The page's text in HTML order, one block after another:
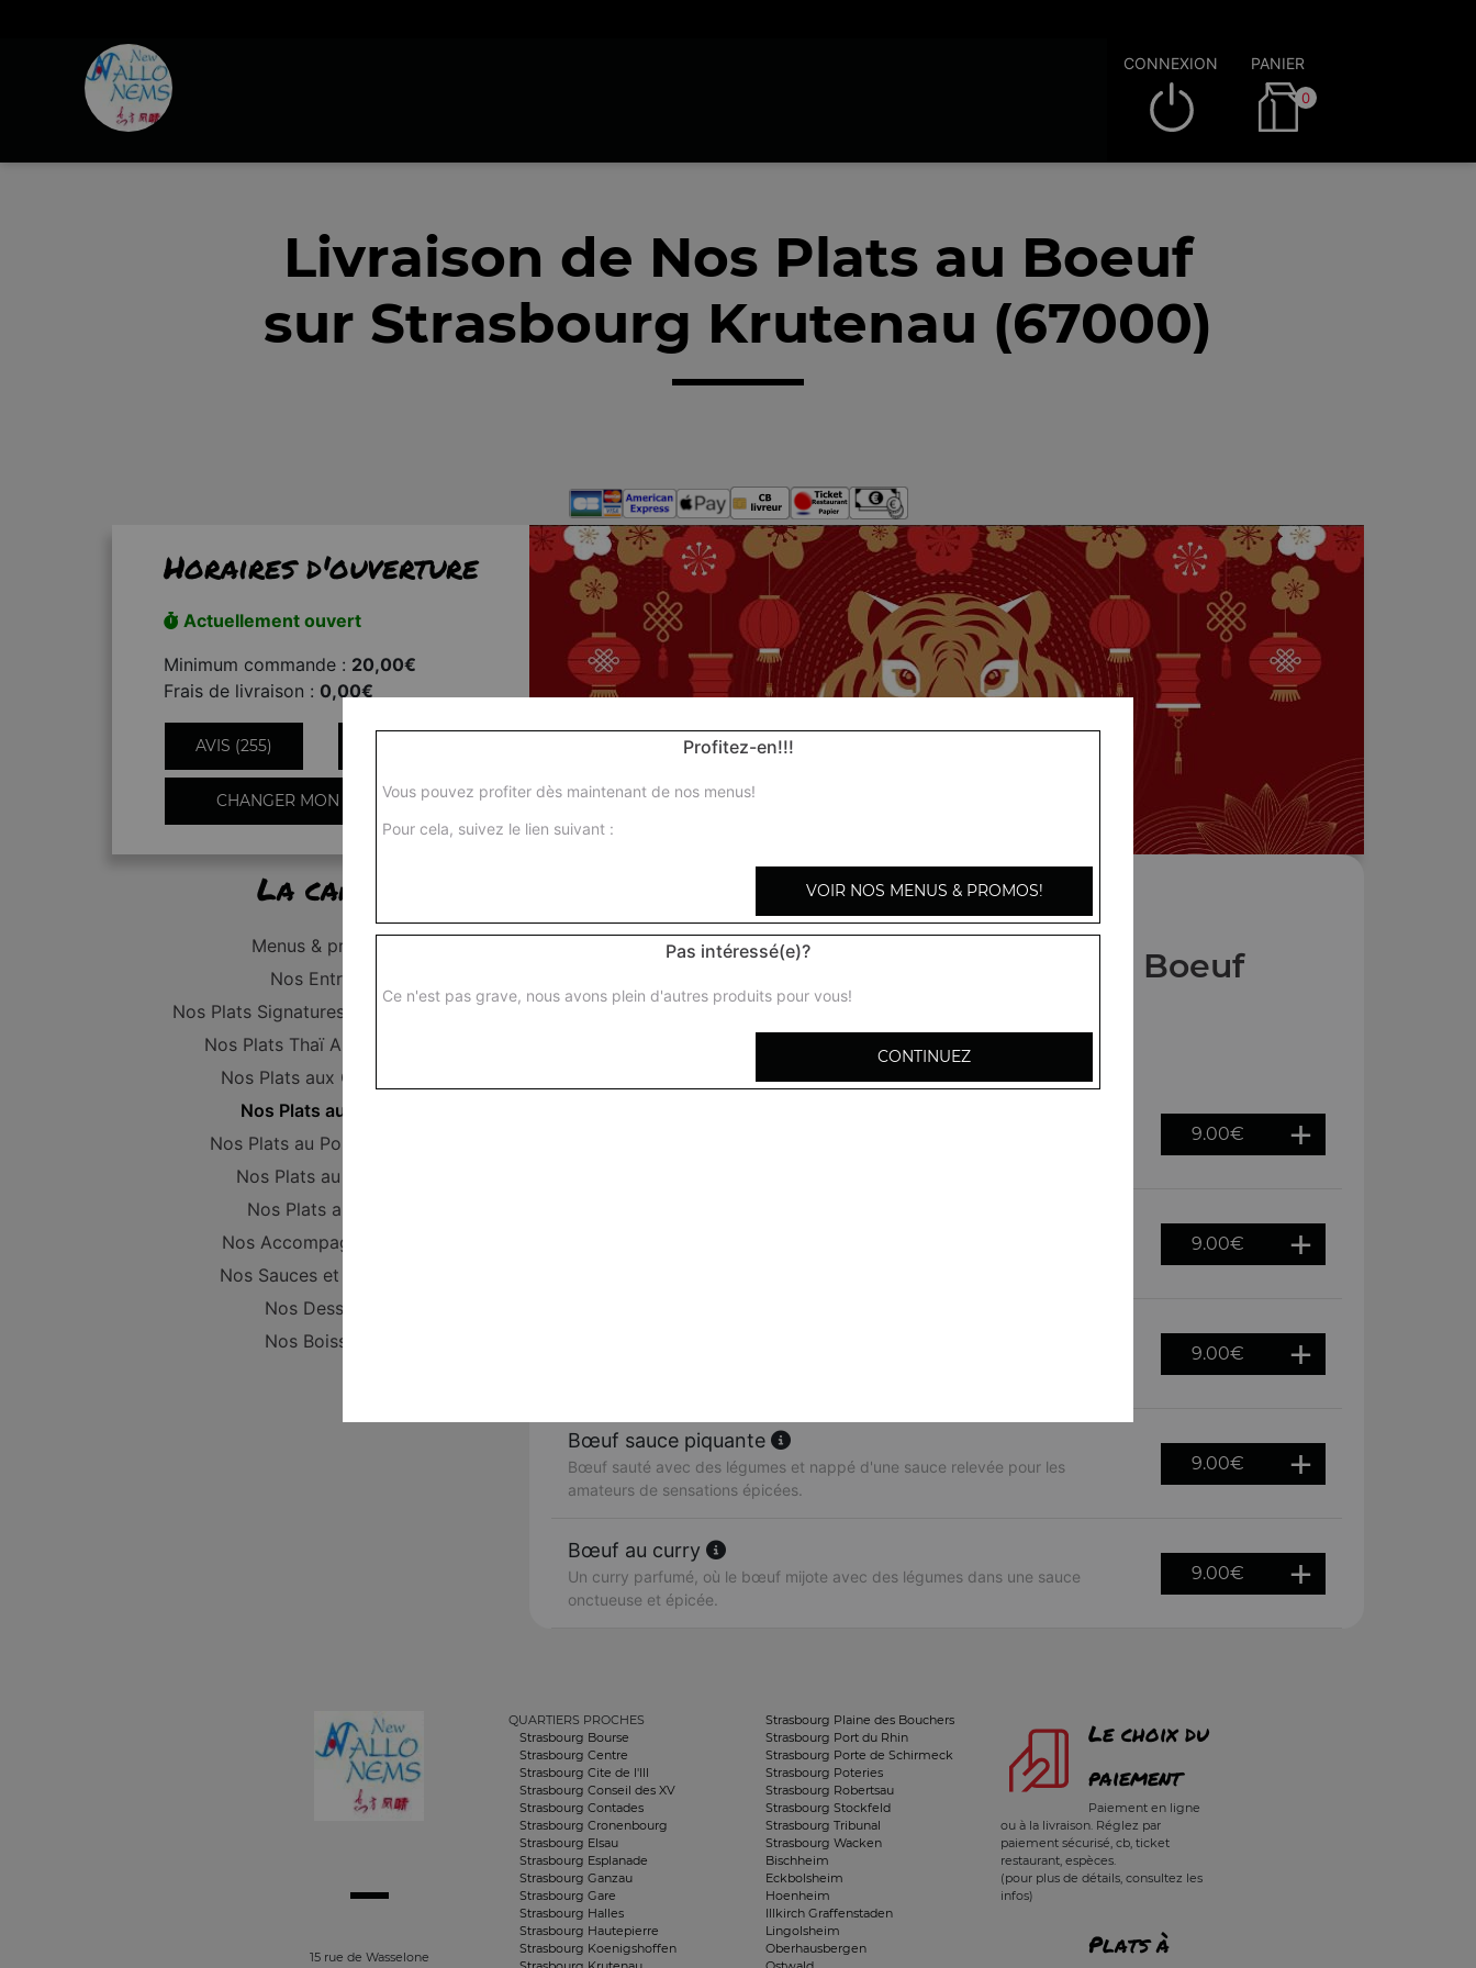
CONNEXION PANIER
0
Livraison de Nos Plats au Boeuf
sur Strasbourg Krutenau (67000)
Horaires d'ouverture
Actuellement ouvert
Minimum commande : 20,00€
Frais de livraison : 0,00€
AVIS (255)
CHANGER MON QUARTIER
La carte
Menus & promos
Nos Entrées
Nos Plats Signatures d'Asie PROMO
Nos Plats Thaï Authentiques
Nos Plats aux Crevettes
Nos Plats au Boeuf
Nos Plats au Poulet (Halal)
Nos Plats au Canard
Nos Plats au Porc
Nos Accompagnements
Nos Sauces et Couverts
Nos Desserts
Nos Boissons
Nos Plats au Boeuf
9.00€
9.00€
9.00€
Bœuf sauce piquante
Bœuf sauté avec des légumes et nappé d'une sauce relevée pour les
amateurs de sensations épicées.
9.00€
Bœuf au curry
Un curry parfumé, où le bœuf mijote avec des légumes dans une sauce
onctueuse et épicée.
9.00€
15 rue de Wasselone
QUARTIERS PROCHES
Strasbourg Bourse
Strasbourg Centre
Strasbourg Cite de l'Ill
Strasbourg Conseil des XV
Strasbourg Contades
Strasbourg Cronenbourg
Strasbourg Elsau
Strasbourg Esplanade
Strasbourg Ganzau
Strasbourg Gare
Strasbourg Halles
Strasbourg Hautepierre
Strasbourg Koenigshoffen
Strasbourg Plaine des Bouchers
Strasbourg Port du Rhin
Strasbourg Porte de Schirmeck
Strasbourg Poteries
Strasbourg Robertsau
Strasbourg Stockfeld
Strasbourg Tribunal
Strasbourg Wacken
Bischheim
Eckbolsheim
Hoenheim
Illkirch Graffenstaden
Lingolsheim
Oberhausbergen
Le choix du
paiement
Paiement en ligne
ou à la livraison. Réglez par
paiement sécurisé, cb, ticket
restaurant, espèces.
(pour plus de détails, consultez les
infos)
Plats à
Profitez-en!!!
Vous pouvez profiter dès maintenant de nos menus!
Pour cela, suivez le lien suivant :
VOIR NOS MENUS & PROMOS!
Pas intéressé(e)?
Ce n'est pas grave, nous avons plein d'autres produits pour vous!
CONTINUEZ